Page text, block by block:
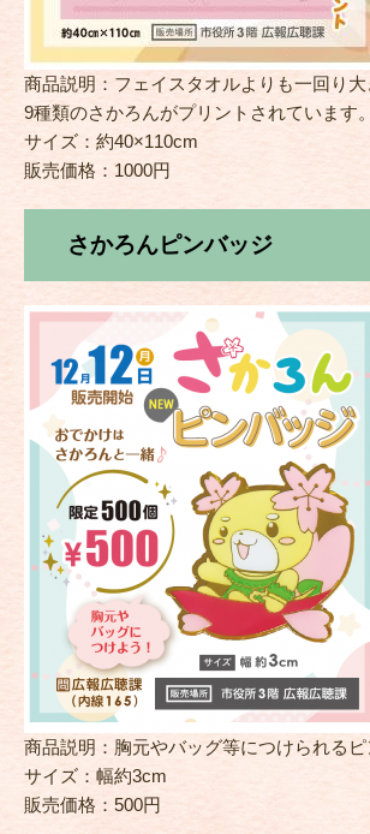
商品説明：フェイスタオルよりも一回り大
9種類のさかろんがプリントされています。
サイズ：約40×110cm
販売価格：1000円
さかろんピンバッジ
商品説明：胸元やバッグ等につけられるピ
サイズ：幅約3cm
販売価格：500円